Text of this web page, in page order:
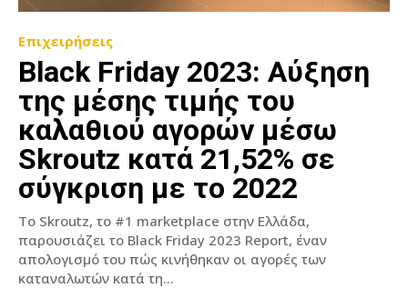
Επιχειρήσεις
Black Friday 2023: Αύξηση
της μέσης τιμής του
καλαθιού αγορών μέσω
Skroutz κατά 21,52% σε
σύγκριση με το 2022
Το Skroutz, το #1 marketplace στην Ελλάδα,
παρουσιάζει το Black Friday 2023 Report, έναν
απολογισμό του πώς κινήθηκαν οι αγορές των
καταναλωτών κατά τη...